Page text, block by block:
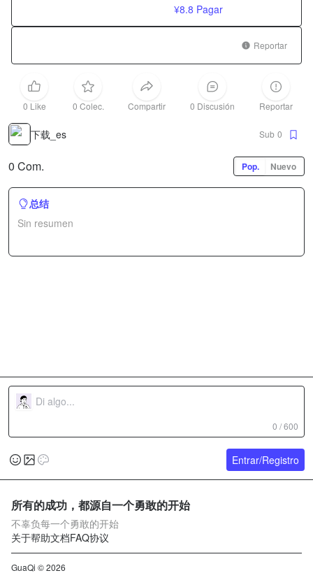
¥8.8 Pagar
Reportar
0 Like 0 Colec. Compartir 0 Discusión Reportar
下载_es Sub 0
0 Com. Pop. Nuevo
总结
Sin resumen
0 / 600
Entrar/Registro
所有的成功，都源自一个勇敢的开始
不辜负每一个勇敢的开始
关于帮助文档FAQ协议
GuaQi © 2026